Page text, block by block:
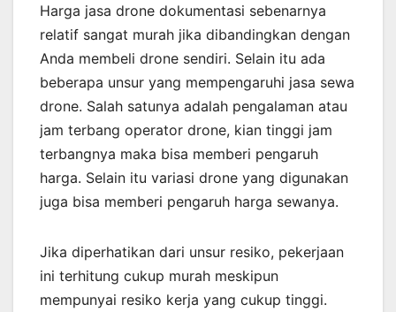
Harga jasa drone dokumentasi sebenarnya
relatif sangat murah jika dibandingkan dengan
Anda membeli drone sendiri. Selain itu ada
beberapa unsur yang mempengaruhi jasa sewa
drone. Salah satunya adalah pengalaman atau
jam terbang operator drone, kian tinggi jam
terbangnya maka bisa memberi pengaruh
harga. Selain itu variasi drone yang digunakan
juga bisa memberi pengaruh harga sewanya.
Jika diperhatikan dari unsur resiko, pekerjaan
ini terhitung cukup murah meskipun
mempunyai resiko kerja yang cukup tinggi.